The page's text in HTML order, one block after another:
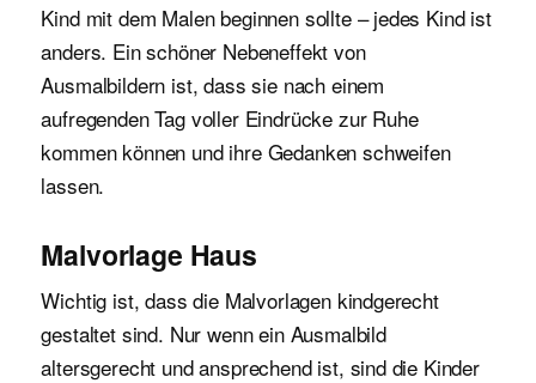
Kind mit dem Malen beginnen sollte – jedes Kind ist
anders. Ein schöner Nebeneffekt von
Ausmalbildern ist, dass sie nach einem
aufregenden Tag voller Eindrücke zur Ruhe
kommen können und ihre Gedanken schweifen
lassen.
Malvorlage Haus
Wichtig ist, dass die Malvorlagen kindgerecht
gestaltet sind. Nur wenn ein Ausmalbild
altersgerecht und ansprechend ist, sind die Kinder